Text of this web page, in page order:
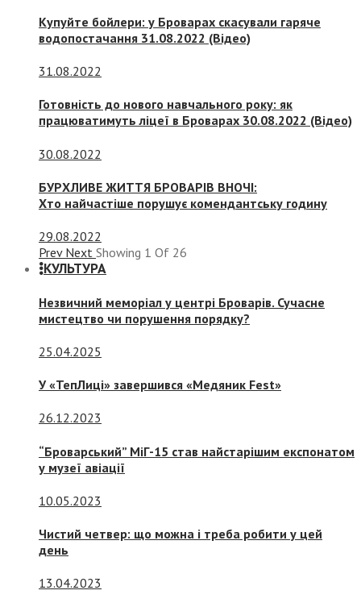
Купуйте бойлери: у Броварах скасували гаряче
водопостачання 31.08.2022 (Відео)
31.08.2022
Готовність до нового навчального року: як
працюватимуть ліцеї в Броварах 30.08.2022 (Відео)
30.08.2022
БУРХЛИВЕ ЖИТТЯ БРОВАРІВ ВНОЧІ:
Хто найчастіше порушує комендантську годину
29.08.2022
Prev Next Showing 1 Of 26
КУЛЬТУРА
Незвичний меморіал у центрі Броварів. Сучасне
мистецтво чи порушення порядку?
25.04.2025
У «ТепЛиці» завершився «Медяник Fest»
26.12.2023
“Броварський” МіГ-15 став найстарішим експонатом
у музеї авіації
10.05.2023
Чистий четвер: що можна і треба робити у цей
день
13.04.2023